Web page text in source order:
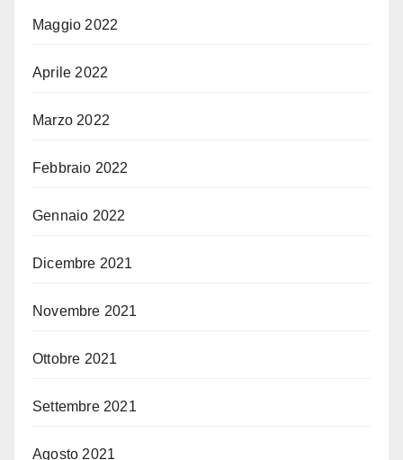
Maggio 2022
Aprile 2022
Marzo 2022
Febbraio 2022
Gennaio 2022
Dicembre 2021
Novembre 2021
Ottobre 2021
Settembre 2021
Agosto 2021